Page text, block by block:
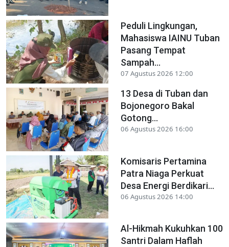
Peduli Lingkungan,
Mahasiswa IAINU Tuban
Pasang Tempat
Sampah...
07 Agustus 2026 12:00
13 Desa di Tuban dan
Bojonegoro Bakal
Gotong...
06 Agustus 2026 16:00
Komisaris Pertamina
Patra Niaga Perkuat
Desa Energi Berdikari...
06 Agustus 2026 14:00
Al-Hikmah Kukuhkan 100
Santri Dalam Haflah